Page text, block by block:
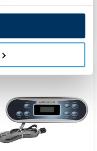
Price
143,00
through
2
Den
produkten
har
flera